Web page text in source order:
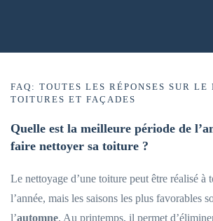
FAQ: TOUTES LES RÉPONSES SUR LE
TOITURES ET FAÇADES
Quelle est la meilleure période de
faire nettoyer sa toiture ?
Le nettoyage d’une toiture peut être réalisé à
l’année, mais les saisons les plus favorables
l’automne. Au printemps, il permet